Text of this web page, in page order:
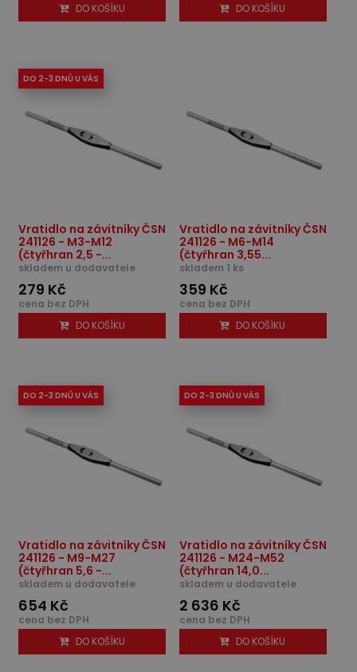
DO KOŠÍKU
DO KOŠÍKU
DO 2-3 DNŮ U VÁS
Vratidlo na závitníky ČSN
241126 - M3-M12
(čtyřhran 2,5 -...
skladem u dodavatele
279 Kč
cena bez DPH
DO KOŠÍKU
Vratidlo na závitníky ČSN
241126 - M6-M14
(čtyřhran 3,55...
skladem 1 ks
359 Kč
cena bez DPH
DO KOŠÍKU
DO 2-3 DNŮ U VÁS
Vratidlo na závitníky ČSN
241126 - M9-M27
(čtyřhran 5,6 -...
skladem u dodavatele
654 Kč
cena bez DPH
DO KOŠÍKU
DO 2-3 DNŮ U VÁS
Vratidlo na závitníky ČSN
241126 - M24-M52
(čtyřhran 14,0...
skladem u dodavatele
2 636 Kč
cena bez DPH
DO KOŠÍKU